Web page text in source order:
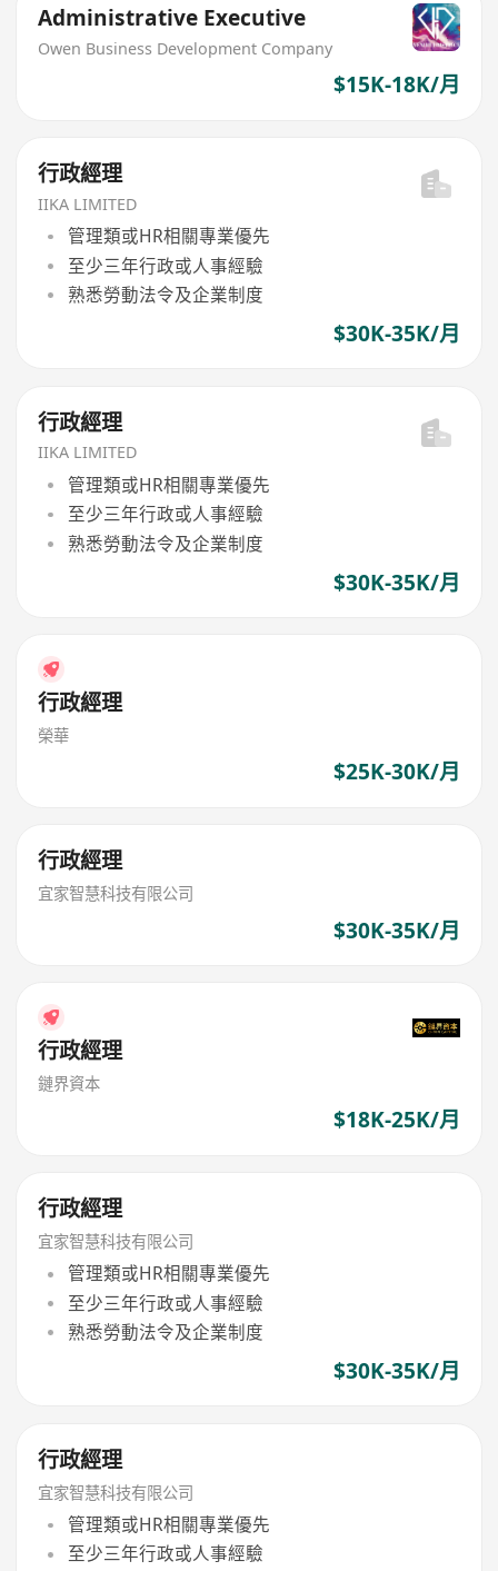
Administrative Executive
Owen Business Development Company
$15K-18K/月
行政經理
IIKA LIMITED
管理類或HR相關專業優先
至少三年行政或人事經驗
熟悉勞動法令及企業制度
$30K-35K/月
行政經理
IIKA LIMITED
管理類或HR相關專業優先
至少三年行政或人事經驗
熟悉勞動法令及企業制度
$30K-35K/月
行政經理
榮華
$25K-30K/月
行政經理
宜家智慧科技有限公司
$30K-35K/月
行政經理
鏈界資本
$18K-25K/月
行政經理
宜家智慧科技有限公司
管理類或HR相關專業優先
至少三年行政或人事經驗
熟悉勞動法令及企業制度
$30K-35K/月
行政經理
宜家智慧科技有限公司
管理類或HR相關專業優先
至少三年行政或人事經驗